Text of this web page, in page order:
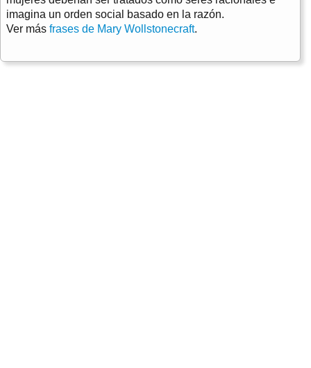
imagina un orden social basado en la razón.
Ver más frases de Mary Wollstonecraft.